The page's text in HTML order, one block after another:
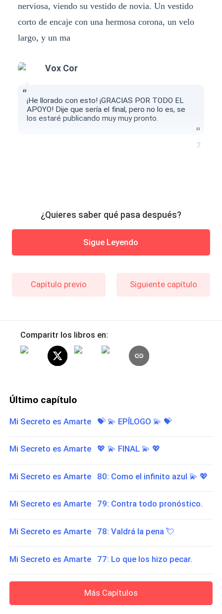
nerviosa, viendo su vestido de novia. Un vestido
corto de encaje con una hermosa corona, un velo
largo, y un ma
Vox Cor
¡He llorado con esto! ¡GRACIAS POR TODO EL
APOYO! Dije que sería el final, pero no lo es, se
los estaré publicando muy muy pronto.
2
¿Quieres saber qué pasa después?
Sigue Leyendo
Capítulo previo Siguiente capítulo
Comparitr los libros en:
Último capítulo
Mi Secreto es Amarte 💝 ​💫 ​EPÍLOGO 💫​ 💝​
Mi Secreto es Amarte 💖 ​💫 ​​FINAL 💫 ​💖​
Mi Secreto es Amarte 80: Como el infinito azul 💫​ 💖​
Mi Secreto es Amarte 79: Contra todo pronóstico.
Mi Secreto es Amarte 78: Valdrá la pena 💘​
Mi Secreto es Amarte 77: Lo que los hizo pecar.
Más Capítulos